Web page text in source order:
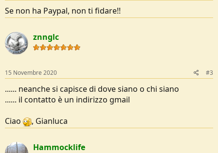
Se non ha Paypal, non ti fidare!!
znnglc
15 Novembre 2020 #3
...... neanche si capisce di dove siano o chi siano
...... il contatto è un indirizzo gmail
Ciao
, Gianluca
Hammocklife